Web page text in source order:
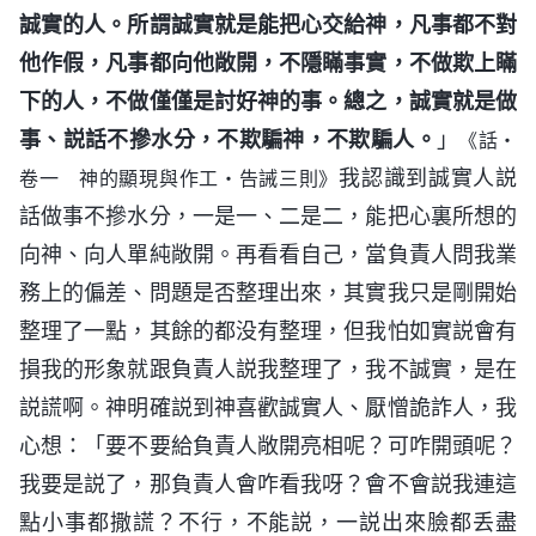
誠實的人。所謂誠實就是能把心交給神，凡事都不對
他作假，凡事都向他敞開，不隱瞞事實，不做欺上瞞
下的人，不做僅僅是討好神的事。總之，誠實就是做
事、説話不摻水分，不欺騙神，不欺騙人。 」
《話・
卷一 神的顯現與作工・告誡三則》 我認識到誠實人説
話做事不摻水分，一是一、二是二，能把心裏所想的
向神、向人單純敞開。再看看自己，當負責人問我業
務上的偏差、問題是否整理出來，其實我只是剛開始
整理了一點，其餘的都没有整理，但我怕如實説會有
損我的形象就跟負責人説我整理了，我不誠實，是在
説謊啊。神明確説到神喜歡誠實人、厭憎詭詐人，我
心想：「要不要給負責人敞開亮相呢？可咋開頭呢？
我要是説了，那負責人會咋看我呀？會不會説我連這
點小事都撒謊？不行，不能説，一説出來臉都丢盡